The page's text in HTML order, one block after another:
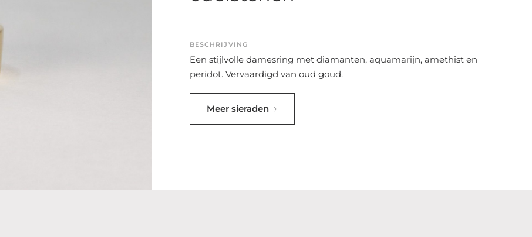
BESCHRIJVING
Een stijlvolle damesring met diamanten, aquamarijn, amethist en
peridot. Vervaardigd van oud goud.
Meer sieraden